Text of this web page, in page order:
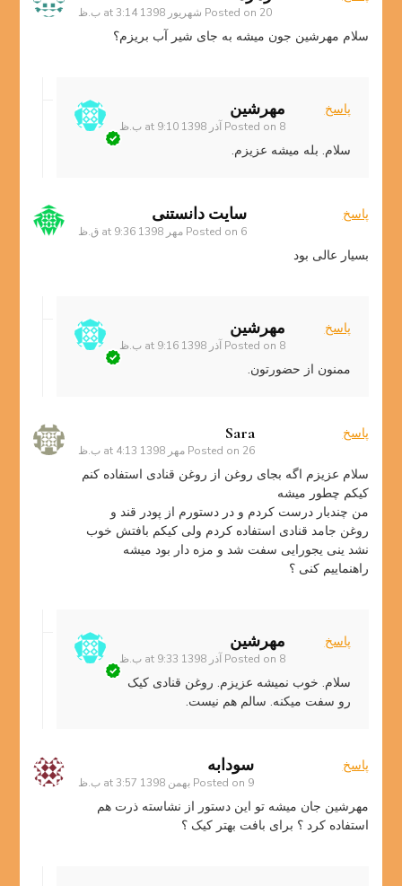
Posted on 20 شهریور 1398 at 3:14 ب.ظ
سلام مهرشین جون میشه به جای شیر آب بریزم؟
مهرشین
Posted on 8 آذر 1398 at 9:10 ب.ظ
پاسخ
سلام. بله میشه عزیزم.
سایت دانستنی
Posted on 6 مهر 1398 at 9:36 ق.ظ
پاسخ
بسیار عالی بود
مهرشین
Posted on 8 آذر 1398 at 9:16 ب.ظ
پاسخ
ممنون از حضورتون.
Sara
Posted on 26 مهر 1398 at 4:13 ب.ظ
پاسخ
سلام عزیزم اگه بجای روغن از روغن قنادی استفاده کنم
کیکم چطور میشه
من چندبار درست کردم و در دستورم از پودر قند و
روغن جامد قنادی استفاده کردم ولی کیکم بافتش خوب
نشد ینی یجورایی سفت شد و مزه دار بود میشه
راهنماییم کنی ؟
مهرشین
Posted on 8 آذر 1398 at 9:33 ب.ظ
پاسخ
سلام. خوب نمیشه عزیزم. روغن قنادی کیک
رو سفت میکنه. سالم هم نیست.
سودابه
Posted on 9 بهمن 1398 at 3:57 ب.ظ
پاسخ
مهرشین جان میشه تو این دستور از نشاسته ذرت هم
استفاده کرد ؟ برای بافت بهتر کیک ؟